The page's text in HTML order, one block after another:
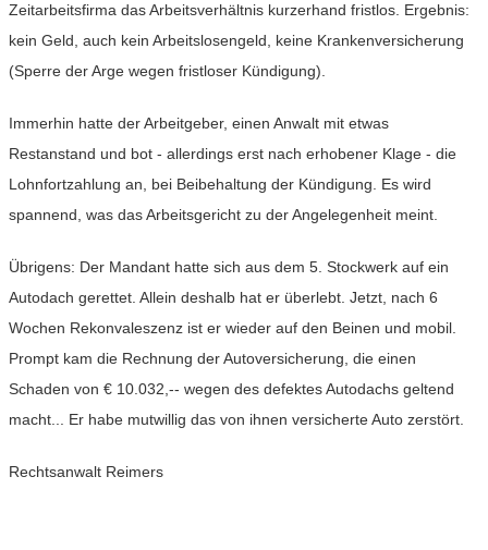
Zeitarbeitsfirma das Arbeitsverhältnis kurzerhand fristlos. Ergebnis:
kein Geld, auch kein Arbeitslosengeld, keine Krankenversicherung
(Sperre der Arge wegen fristloser Kündigung).
Immerhin hatte der Arbeitgeber, einen Anwalt mit etwas
Restanstand und bot - allerdings erst nach erhobener Klage - die
Lohnfortzahlung an, bei Beibehaltung der Kündigung. Es wird
spannend, was das Arbeitsgericht zu der Angelegenheit meint.
Übrigens: Der Mandant hatte sich aus dem 5. Stockwerk auf ein
Autodach gerettet. Allein deshalb hat er überlebt. Jetzt, nach 6
Wochen Rekonvaleszenz ist er wieder auf den Beinen und mobil.
Prompt kam die Rechnung der Autoversicherung, die einen
Schaden von € 10.032,-- wegen des defektes Autodachs geltend
macht... Er habe mutwillig das von ihnen versicherte Auto zerstört.
Rechtsanwalt Reimers